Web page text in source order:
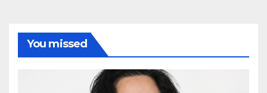
You missed